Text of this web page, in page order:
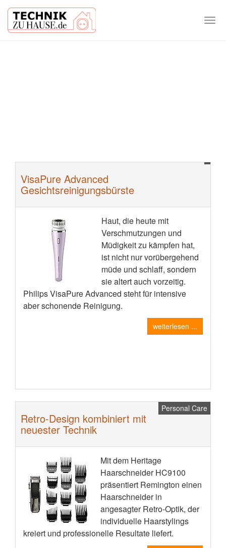
VisaPure Advanced
Gesichtsreinigungsbürste
Haut, die heute mit
Verschmutzungen und
Müdigkeit zu kämpfen hat,
ist nicht nur vorübergehend
müde und schlaff, sondern
sie altert auch vorzeitig.
Philips VisaPure Advanced steht für intensive
aber schonende Reinigung.
weiterlesen ...
Personal Care
Retro-Design kombiniert mit
neuester Technik
Mit dem Heritage
Haarschneider HC9100
präsentiert Remington einen
Haarschneider in
angesagter Retro-Optik, der
individuelle Haarstylings
kreiert und professionelle Resultate liefert.